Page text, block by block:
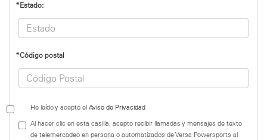
*Estado:
*Código postal
He leído y acepto el Aviso de Privacidad
Al hacer clic en esta casilla, acepto recibir llamadas y mensajes de texto
de telemercadeo en persona o automatizados de Versa Powersports al